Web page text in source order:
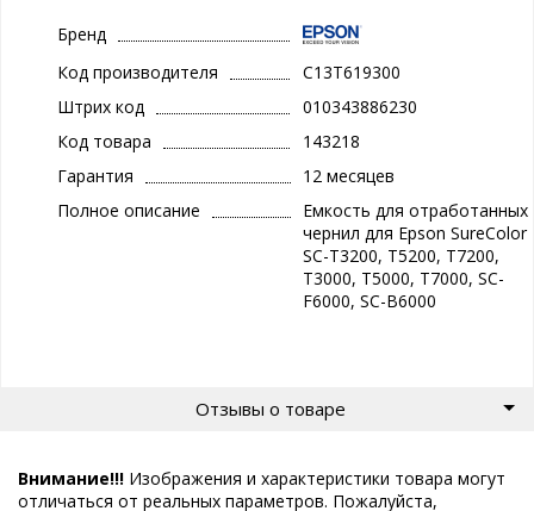
Бренд
Код производителя
C13T619300
Штрих код
010343886230
Код товара
143218
Гарантия
12 месяцев
Полное описание
Емкость для отработанных
чернил для Epson SureColor
SC-T3200, T5200, T7200,
T3000, T5000, T7000, SC-
F6000, SC-B6000
Отзывы о товаре
Внимание!!! Изображения и характеристики товара могут
отличаться от реальных параметров. Пожалуйста,